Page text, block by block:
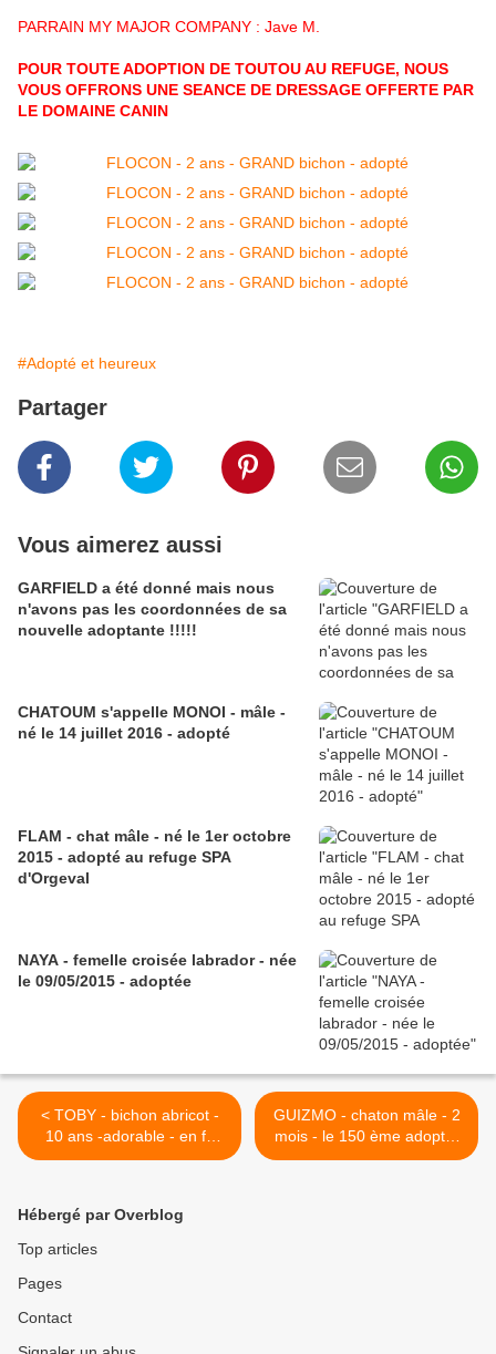
PARRAIN MY MAJOR COMPANY : Jave M.
POUR TOUTE ADOPTION DE TOUTOU AU REFUGE, NOUS
VOUS OFFRONS UNE SEANCE DE DRESSAGE OFFERTE PAR
LE DOMAINE CANIN
#Adopté et heureux
Partager
Vous aimerez aussi
GARFIELD a été donné mais nous
n'avons pas les coordonnées de sa
nouvelle adoptante !!!!!
CHATOUM s'appelle MONOI - mâle -
né le 14 juillet 2016 - adopté
FLAM - chat mâle - né le 1er octobre
2015 - adopté au refuge SPA
d'Orgeval
NAYA - femelle croisée labrador - née
le 09/05/2015 - adoptée
< TOBY - bichon abricot -
10 ans -adorable - en fa
SPA
GUIZMO - chaton mâle - 2
mois - le 150 ème adopté,
c'est lui >
Hébergé par Overblog
Top articles
Pages
Contact